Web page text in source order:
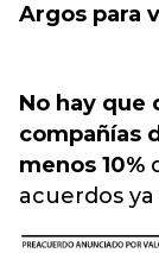
Argos para
No hay que
compañías
menos 10%
acuerdos